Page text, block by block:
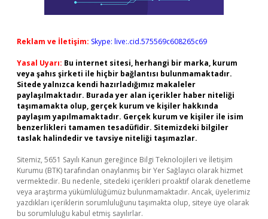
Reklam ve İletişim: Skype: live:.cid.575569c608265c69
Yasal Uyarı: Bu internet sitesi, herhangi bir marka, kurum
veya şahıs şirketi ile hiçbir bağlantısı bulunmamaktadır.
Sitede yalnızca kendi hazırladığımız makaleler
paylaşılmaktadır. Burada yer alan içerikler haber niteliği
taşımamakta olup, gerçek kurum ve kişiler hakkında
paylaşım yapılmamaktadır. Gerçek kurum ve kişiler ile isim
benzerlikleri tamamen tesadüfidir. Sitemizdeki bilgiler
taslak halindedir ve tavsiye niteliği taşımazlar.
Sitemiz, 5651 Sayılı Kanun gereğince Bilgi Teknolojileri ve İletişim
Kurumu (BTK) tarafından onaylanmış bir Yer Sağlayıcı olarak hizmet
vermektedir. Bu nedenle, sitedeki içerikleri proaktif olarak denetleme
veya araştırma yükümlülüğümüz bulunmamaktadır. Ancak, üyelerimiz
yazdıkları içeriklerin sorumluluğunu taşımakta olup, siteye üye olarak
bu sorumluluğu kabul etmiş sayılırlar.